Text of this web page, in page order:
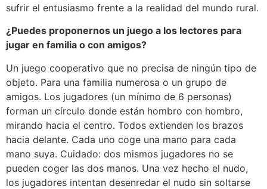
sufrir el entusiasmo frente a la realidad del mundo rural.
¿Puedes proponernos un juego a los lectores para
jugar en familia o con amigos?
Un juego cooperativo que no precisa de ningún tipo de
objeto. Para una familia numerosa o un grupo de
amigos. Los jugadores (un mínimo de 6 personas)
forman un círculo donde están hombro con hombro,
mirando hacia el centro. Todos extienden los brazos
hacia delante. Cada uno coge una mano para cada
mano suya. Cuidado: dos mismos jugadores no se
pueden coger las dos manos. Una vez hecho el nudo,
los jugadores intentan desenredar el nudo sin soltarse